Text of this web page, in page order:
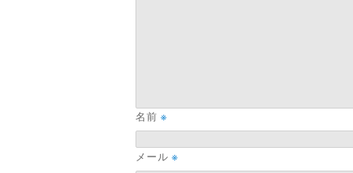
名前 ※
メール ※